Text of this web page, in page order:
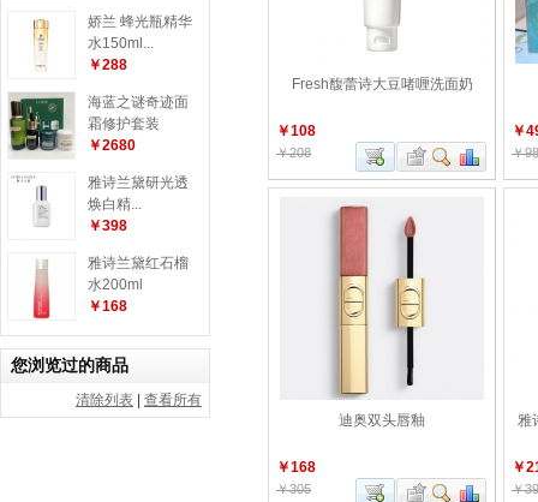
Fresh馥蕾诗大豆啫喱洗面奶
￥108
￥208
￥
￥
迪奥双头唇釉
￥168
￥305
雅
￥
￥
娇兰 蜂光瓶精华
水150ml...
￥288
海蓝之谜奇迹面
霜修护套装
￥2680
雅诗兰黛研光透
焕白精...
￥398
雅诗兰黛红石榴
水200ml
￥168
您浏览过的商品
清除列表 查看所有